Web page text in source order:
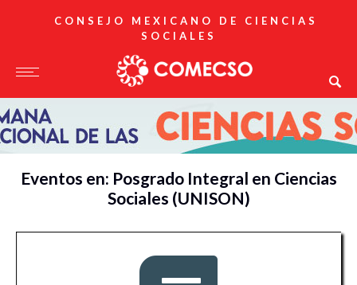
CONSEJO MEXICANO DE CIENCIAS
SOCIALES
Eventos en: Posgrado Integral en Ciencias
Sociales (UNISON)